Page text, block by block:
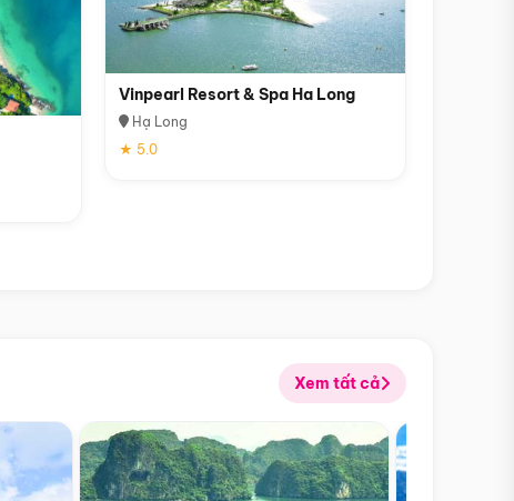
Vinpearl Resort & Spa Ha Long
Hạ Long
★ 5.0
Xem tất cả